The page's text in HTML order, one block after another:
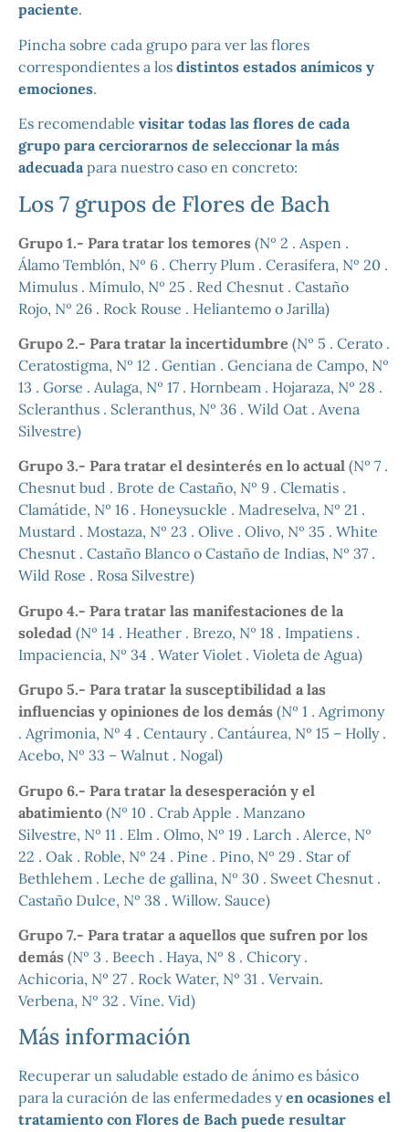
paciente.
Pincha sobre cada grupo para ver las flores
correspondientes a los distintos estados anímicos y
emociones.
Es recomendable visitar todas las flores de cada
grupo para cerciorarnos de seleccionar la más
adecuadapara nuestro caso en concreto:
Los 7 grupos de Flores de Bach
Grupo 1.- Para tratar los temores (Nº 2 . Aspen .
Álamo Temblón, Nº 6 . Cherry Plum . Cerasífera, Nº 20 .
Mimulus . Mímulo, Nº 25 . Red Chesnut . Castaño
Rojo, Nº 26 . Rock Rouse . Heliantemo o Jarilla)
Grupo 2.- Para tratar la incertidumbre (Nº 5 . Cerato .
Ceratostigma, Nº 12 . Gentian . Genciana de Campo, Nº
13 . Gorse . Aulaga, Nº 17 . Hornbeam . Hojaraza, Nº 28 .
Scleranthus . Scleranthus, Nº 36 . Wild Oat . Avena
Silvestre)
Grupo 3.- Para tratar el desinterés en lo actual (Nº 7 .
Chesnut bud . Brote de Castaño, Nº 9 . Clematis .
Clamátide, Nº 16 . Honeysuckle . Madreselva, Nº 21 .
Mustard . Mostaza, Nº 23 . Olive . Olivo, Nº 35 . White
Chesnut . Castaño Blanco o Castaño de Indias, Nº 37 .
Wild Rose . Rosa Silvestre)
Grupo 4.- Para tratar las manifestaciones de la
soledad (Nº 14 . Heather . Brezo, Nº 18 . Impatiens .
Impaciencia, Nº 34 . Water Violet . Violeta de Agua)
Grupo 5.- Para tratar la susceptibilidad a las
influencias y opiniones de los demás (Nº 1 . Agrimony
. Agrimonia, Nº 4 . Centaury . Cantáurea, Nº 15 – Holly .
Acebo, Nº 33 – Walnut . Nogal)
Grupo 6.- Para tratar la desesperación y el
abatimiento (Nº 10 . Crab Apple . Manzano
Silvestre, Nº 11 . Elm . Olmo, Nº 19 . Larch . Alerce, Nº
22 . Oak . Roble, Nº 24 . Pine . Pino, Nº 29 . Star of
Bethlehem . Leche de gallina, Nº 30 . Sweet Chesnut .
Castaño Dulce, Nº 38 . Willow. Sauce)
Grupo 7.- Para tratar a aquellos que sufren por los
demás (Nº 3 . Beech . Haya, Nº 8 . Chicory .
Achicoria, Nº 27 . Rock Water, Nº 31 . Vervain.
Verbena, Nº 32 . Vine. Vid)
Más información
Recuperar un saludable estado de ánimo es básico
para la curación de las enfermedades yen ocasiones el
tratamiento con Flores de Bach puede resultar